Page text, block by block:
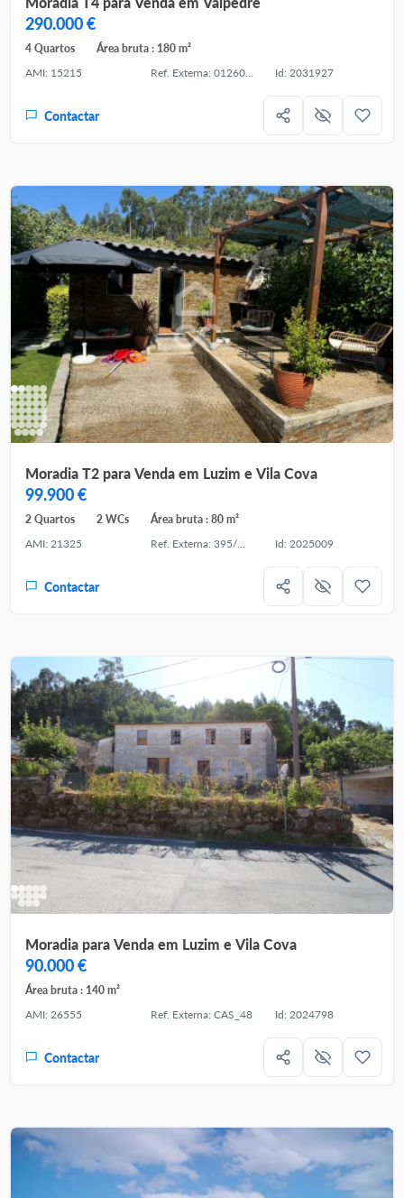
290.000 €
4 Quartos
Área bruta : 180 m²
AMI: 15215
Ref. Externa: 0126049 Id: 2031927
Contactar
Moradia T2 para Venda em Luzim e Vila Cova
99.900 €
2 Quartos 2 WCs
Área bruta : 80 m²
AMI: 21325
Ref. Externa: 395/M/00366 Id: 2025009
Contactar
Moradia para Venda em Luzim e Vila Cova
90.000 €
Área bruta : 140 m²
AMI: 26555
Ref. Externa: CAS_48 Id: 2024798
Contactar